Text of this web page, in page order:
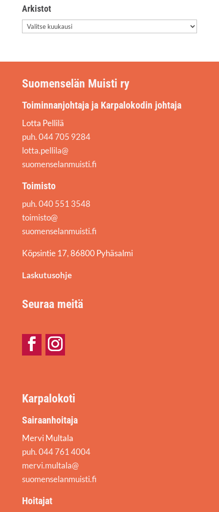
Arkis­tot
Arkis­
Suomenselän Muisti ry
Toiminnanjohtaja ja Karpalokodin johtaja
Lotta Pellilä
puh. 044 705 9284
lotta.pellila@
suomenselanmuisti.fi
Toimisto
puh. 040 551 3548
toimisto@
suomenselanmuisti.fi
Köpsintie 17, 86800 Pyhäsalmi
Laskutusohje
Seuraa meitä
Karpalokoti
Sairaanhoitaja
Mervi Multala
puh. 044 761 4004
mervi.multala@
suomenselanmuisti.fi
Hoitajat